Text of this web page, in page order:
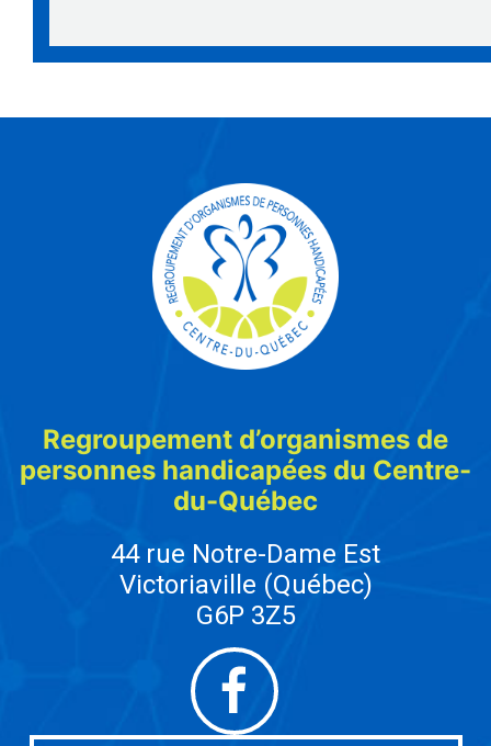
Regroupement d’organismes de
personnes handicapées du Centre-
du-Québec
44 rue Notre-Dame Est
Victoriaville (Québec)
G6P 3Z5
Facebook